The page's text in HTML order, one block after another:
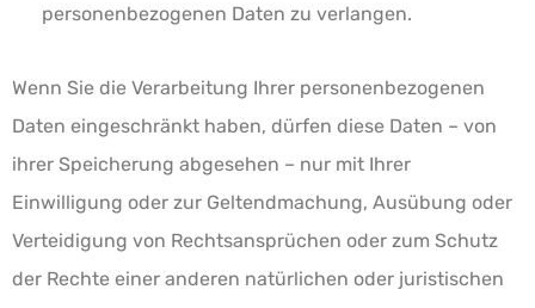
personenbezogenen Daten zu verlangen.
Wenn Sie die Verarbeitung Ihrer personenbezogenen
Daten eingeschränkt haben, dürfen diese Daten – von
ihrer Speicherung abgesehen – nur mit Ihrer
Einwilligung oder zur Geltendmachung, Ausübung oder
Verteidigung von Rechtsansprüchen oder zum Schutz
der Rechte einer anderen natürlichen oder juristischen